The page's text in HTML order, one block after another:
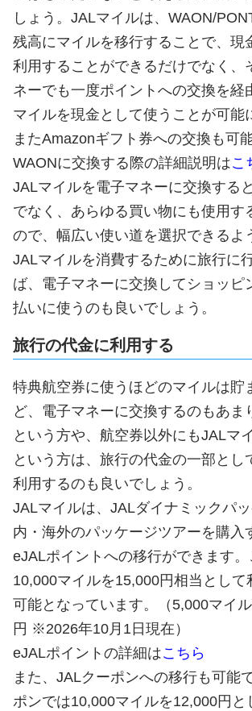
しょう。JALマイルは、WAON/
残高にマイルを移行することで、現
利用することができるだけでなく、
ネーでも一度ポイントへの交換を経
マイルを現金として使うことが可能
またAmazonギフト券への交換も可能
WAONに交換する際の詳細説明はこ
JALマイルを電子マネーに交換する
でなく、あらゆる買い物にも使用す
ので、幅広い使い道を選択できるよ
JALマイルを消費するために旅行に
ば、電子マネーに交換してショッピ
払いに使うのも良いでしょう。
旅行の代金に利用する
特典航空券に使うほどのマイルは貯
ど、電子マネーに交換するのもあま
という方や、航空券以外にもJALマ
という方は、旅行の代金の一部とし
利用するのも良いでしょう。
JALマイルは、JALダイナミックパ
内・海外のパッケージツアーを購入
eJALポイントへの移行ができます
10,000マイルを15,000円相当として
可能となっています。（5,000マイ
円 ※2026年10月1日現在）
eJALポイントの詳細はこちら
また、JALクーポンへの移行も可能
ポンでは10,000マイルを12,000円と